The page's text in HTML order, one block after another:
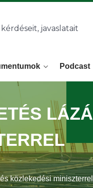
javaslatait
Podcast
közlekedési miniszterrel